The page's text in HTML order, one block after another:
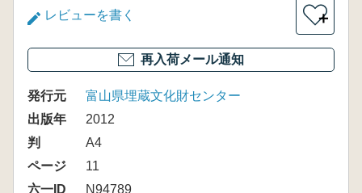
レビューを書く ＋
再入荷メール通知
発行元
富山県埋蔵文化財センター
出版年
2012
判
A4
ページ
11
六一ID
N94789